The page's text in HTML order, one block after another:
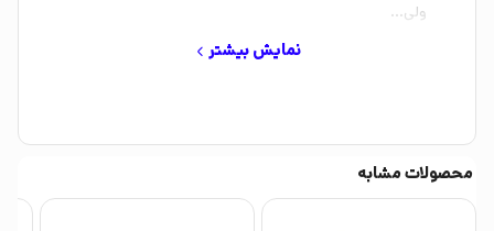
ولی…
نمایش بیشتر
محصولات مشابه